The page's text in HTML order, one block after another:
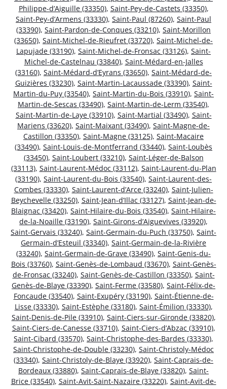
Philippe-d’Aiguille (33350), Saint-Pey-de-Castets (33350),
Saint-Pey-d’Armens (33330), Saint-Paul (87260), Saint-Paul
(33390), Saint-Pardon-de-Conques (33210), Saint-Morillon
(33650), Saint-Michel-de-Rieufret (33720), Saint-Michel-de-
Lapujade (33190), Saint-Michel-de-Fronsac (33126), Saint-
Michel-de-Castelnau (33840), Saint-Médard-en-Jalles
(33160), Saint-Médard-d’Eyrans (33650), Saint-Médard-de-
Guizières (33230), Saint-Martin-Lacaussade (33390), Saint-
Martin-du-Puy (33540), Saint-Martin-du-Bois (33910), Saint-
Martin-de-Sescas (33490), Saint-Martin-de-Lerm (33540),
Saint-Martin-de-Laye (33910), Saint-Martial (33490), Saint-
Mariens (33620), Saint-Maixant (33490), Saint-Magne-de-
Castillon (33350), Saint-Magne (33125), Saint-Macaire
(33490), Saint-Louis-de-Montferrand (33440), Saint-Loubès
(33450), Saint-Loubert (33210), Saint-Léger-de-Balson
(33113), Saint-Laurent-Médoc (33112), Saint-Laurent-du-Plan
(33190), Saint-Laurent-du-Bois (33540), Saint-Laurent-des-
Combes (33330), Saint-Laurent-d’Arce (33240), Saint-Julien-
Beychevelle (33250), Saint-Jean-d’Illac (33127), Saint-Jean-de-
Blaignac (33420), Saint-Hilaire-du-Bois (33540), Saint-Hilaire-
de-la-Noaille (33190), Saint-Girons-d’Aiguevives (33920),
Saint-Gervais (33240), Saint-Germain-du-Puch (33750), Saint-
Germain-d’Esteuil (33340), Saint-Germain-de-la-Rivière
(33240), Saint-Germain-de-Grave (33490), Saint-Genis-du-
Bois (33760), Saint-Genès-de-Lombaud (33670), Saint-Genès-
de-Fronsac (33240), Saint-Genès-de-Castillon (33350), Saint-
Genès-de-Blaye (33390), Saint-Ferme (33580), Saint-Félix-de-
Foncaude (33540), Saint-Exupéry (33190), Saint-Étienne-de-
Lisse (33330), Saint-Estèphe (33180), Saint-Émilion (33330),
Saint-Denis-de-Pile (33910), Saint-Ciers-sur-Gironde (33820),
Saint-Ciers-de-Canesse (33710), Saint-Ciers-d’Abzac (33910),
Saint-Cibard (33570), Saint-Christophe-des-Bardes (33330),
Saint-Christophe-de-Double (33230), Saint-Christoly-Médoc
(33340), Saint-Christoly-de-Blaye (33920), Saint-Caprais-de-
Bordeaux (33880), Saint-Caprais-de-Blaye (33820), Saint-
Brice (33540), Saint-Avit-Saint-Nazaire (33220), Saint-Avit-de-